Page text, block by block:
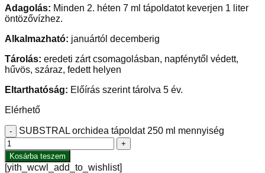
Adagolás: Minden 2. héten 7 ml tápoldatot keverjen 1 liter
öntözővízhez.
Alkalmazható: januártól decemberig
Tárolás: eredeti zárt csomagolásban, napfénytől védett,
hűvös, száraz, fedett helyen
Eltarthatóság: Előírás szerint tárolva 5 év.
Elérhető
- SUBSTRAL orchidea tápoldat 250 ml mennyiség
+
Kosárba teszem
[yith_wcwl_add_to_wishlist]